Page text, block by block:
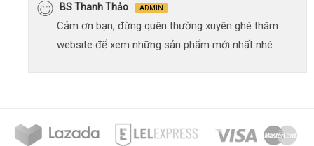
BS Thanh Thảo ADMIN
Cảm ơn bạn, đừng quên thường xuyên ghé thăm
website để xem những sản phẩm mới nhất nhé.